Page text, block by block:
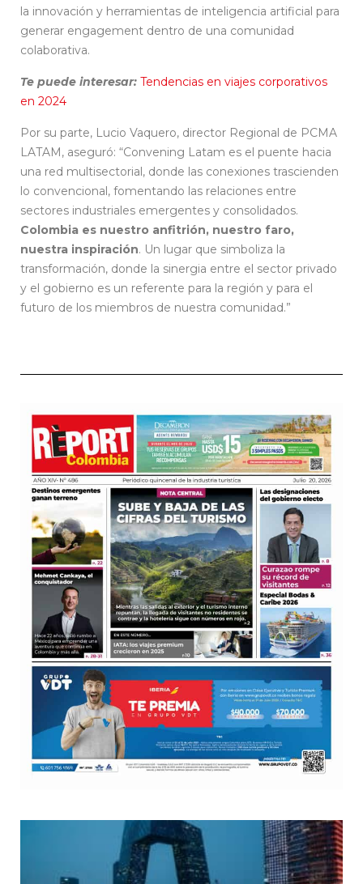
la innovación y herramientas de inteligencia artificial para
generar engagement dentro de una comunidad
colaborativa.
Te puede interesar: Tendencias en viajes corporativos
en 2024
Por su parte, Lucio Vaquero, director Regional de PCMA
LATAM, aseguró: “Convening Latam es el puente hacia
una red multisectorial, donde las conexiones trascienden
lo convencional, fomentando las relaciones entre
sectores industriales emergentes y consolidados.
Colombia es nuestro anfitrión, nuestro faro,
nuestra inspiración. Un lugar que simboliza la
transformación, donde la sinergia entre el sector privado
y el gobierno es un referente para la región y para el
futuro de los miembros de nuestra comunidad.”